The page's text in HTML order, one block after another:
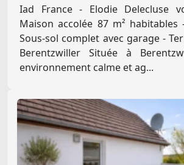
Iad France - Elodie Delecluse
Maison accolée 87 m²
Sous-sol complet avec garage -
Berentzwiller Située à
environnement calme et ag...